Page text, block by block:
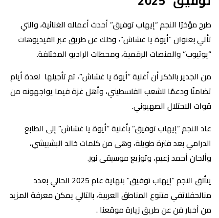
طرح مؤخرًا النجم “إيهاب توفيق” أحدث أعماله الغنائية، والتي
تأتي بعنوان “أيوة يا غشاش”، وذلك عن طريق عبر الفيديوهات
“يوتيوب” والمنصات الرقمية، ومحطات الراديو المختلفة.
من الجدير بالذكر أن أغنية “أيوة يا غشاش”، تم تأجيلها لعدة أيام
تضامنًا ودعمًا للشعب الفلسطيني، وأهل غزة فيما يواجهونه من
قوات الاحتلال الصهيوني.
عاد النجم “إيهاب توفيق” بأغنية “أيوة يا غشاش” إلى الطابع
الدرامي بعد فترة طويلة، وهى من كلمات خالد البشبيشي،
وألحان أحمد زعيم، وتوزيع موسيقى نور.
يتألق النجم “إيهاب توفيق” بنهاية عام 2025 الحالي بعدد
منالحفلاتفي متنوع المناطق العربية، بالتالي يمكن معرفة المزيد
من أخبار فن عن طريق زيارة موقعنا .